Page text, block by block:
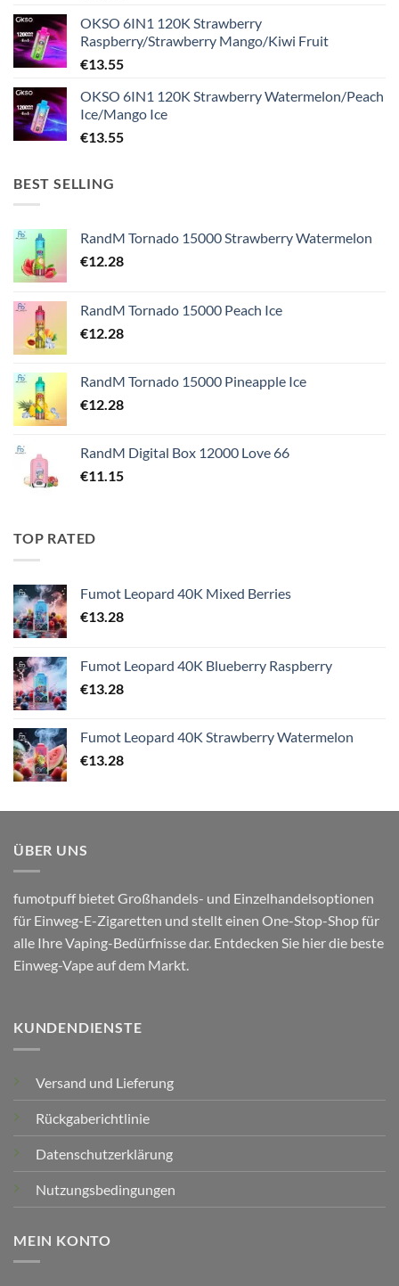
OKSO 6IN1 120K Strawberry
Raspberry/Strawberry Mango/Kiwi Fruit
€13.55
OKSO 6IN1 120K Strawberry Watermelon/Peach
Ice/Mango Ice
€13.55
BEST SELLING
RandM Tornado 15000 Strawberry Watermelon
€12.28
RandM Tornado 15000 Peach Ice
€12.28
RandM Tornado 15000 Pineapple Ice
€12.28
RandM Digital Box 12000 Love 66
€11.15
TOP RATED
Fumot Leopard 40K Mixed Berries
€13.28
Fumot Leopard 40K Blueberry Raspberry
€13.28
Fumot Leopard 40K Strawberry Watermelon
€13.28
ÜBER UNS
fumotpuff bietet Großhandels- und Einzelhandelsoptionen
für Einweg-E-Zigaretten und stellt einen One-Stop-Shop für
alle Ihre Vaping-Bedürfnisse dar. Entdecken Sie hier die beste
Einweg-Vape auf dem Markt.
KUNDENDIENSTE
Versand und Lieferung
Rückgaberichtlinie
Datenschutzerklärung
Nutzungsbedingungen
MEIN KONTO